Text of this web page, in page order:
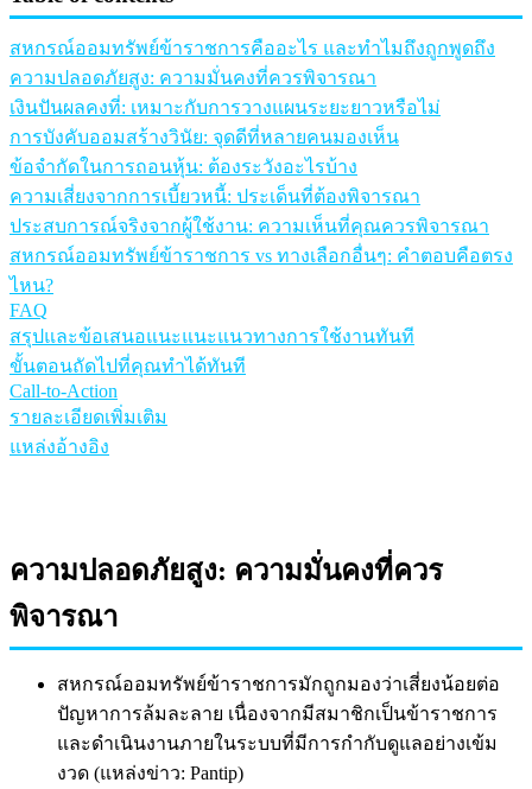
สหกรณ์ออมทรัพย์ข้าราชการคืออะไร และทำไมถึงถูกพูดถึง
ความปลอดภัยสูง: ความมั่นคงที่ควรพิจารณา
เงินปันผลคงที่: เหมาะกับการวางแผนระยะยาวหรือไม่
การบังคับออมสร้างวินัย: จุดดีที่หลายคนมองเห็น
ข้อจำกัดในการถอนหุ้น: ต้องระวังอะไรบ้าง
ความเสี่ยงจากการเบี้ยวหนี้: ประเด็นที่ต้องพิจารณา
ประสบการณ์จริงจากผู้ใช้งาน: ความเห็นที่คุณควรพิจารณา
สหกรณ์ออมทรัพย์ข้าราชการ vs ทางเลือกอื่นๆ: คำตอบคือตรง
ไหน?
FAQ
สรุปและข้อเสนอแนะแนะแนวทางการใช้งานทันที
ขั้นตอนถัดไปที่คุณทำได้ทันที
Call-to-Action
รายละเอียดเพิ่มเติม
แหล่งอ้างอิง
ความปลอดภัยสูง: ความมั่นคงที่ควร
พิจารณา
สหกรณ์ออมทรัพย์ข้าราชการมักถูกมองว่าเสี่ยงน้อยต่อ
ปัญหาการล้มละลาย เนื่องจากมีสมาชิกเป็นข้าราชการ
และดำเนินงานภายในระบบที่มีการกำกับดูแลอย่างเข้ม
งวด (แหล่งข่าว: Pantip)